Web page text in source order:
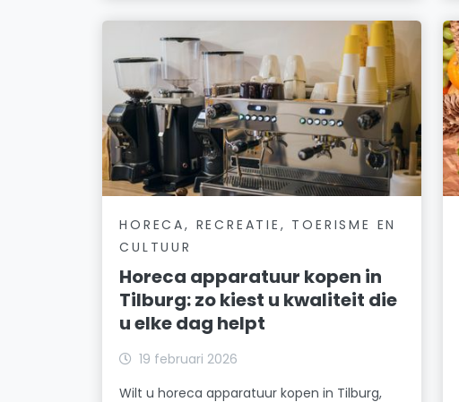
HORECA, RECREATIE, TOERISME EN
CULTUUR
Horeca apparatuur kopen in
Tilburg: zo kiest u kwaliteit die
u elke dag helpt
19 februari 2026
Wilt u horeca apparatuur kopen in Tilburg,